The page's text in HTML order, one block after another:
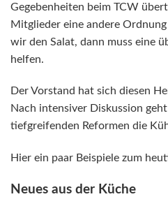
Gegebenheiten beim TCW
Mitglieder eine andere
wir den Salat, dann muss eine
helfen.
Der Vorstand hat sich diesen
Nach intensiver Diskussion
tiefgreifenden Reformen die
Hier ein paar Beispiele zum
Neues aus der Küche